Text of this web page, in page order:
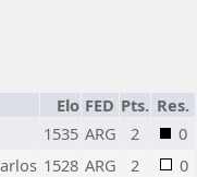
Elo FED Pts. Res.
1535 ARG 2
0
1528 ARG 2
0